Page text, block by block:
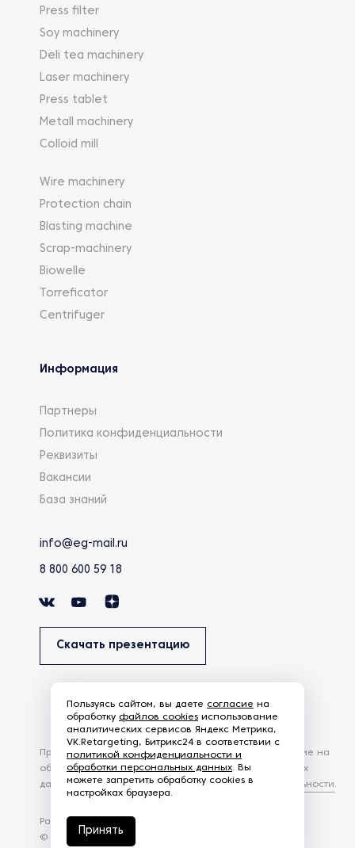
Press filter
Soy machinery
Deli tea machinery
Laser machinery
Press tablet
Metall machinery
Colloid mill
Wire machinery
Protection chain
Blasting machine
Scrap-machinery
Biowelle
Torreficator
Centrifuger
Информация
Партнеры
Политика конфиденциальности
Реквизиты
Вакансии
База знаний
info@eg-mail.ru
8 800 600 59 18
Скачать презентацию
Разработка сайта —
© 2026 – Eurasia Group. Все права защищены
Продолжая использовать наш сайт, вы даете согласие на
обработку файлов Cookies и других пользовательских
данных, в соответствии сПолитикой конфиденциальности.
Пользуясь сайтом, вы даете согласие на
обработку файлов cookies использование
аналитических сервисов Яндекс Метрика,
VK.Retargeting, Битрикс24 в соответствии с
политикой конфиденциальности и
обработки персональных данных. Вы
можете запретить обработку cookies в
настройках браузера.
Принять